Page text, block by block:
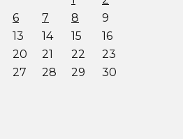
6 7 8
9
13 14 15
16
20 21 22
23
27 28 29
30